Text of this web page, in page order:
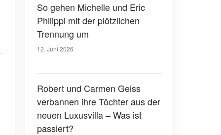
So gehen Michelle und Eric
Philippi mit der plötzlichen
Trennung um
12. Juni 2026
Robert und Carmen Geiss
verbannen ihre Töchter aus der
neuen Luxusvilla – Was ist
passiert?